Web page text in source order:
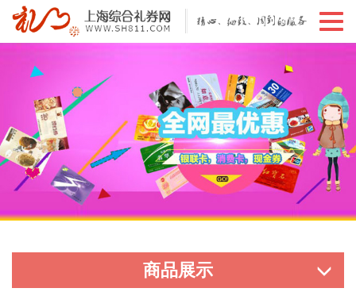
切
商品展示